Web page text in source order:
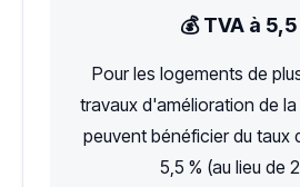
💰 TVA à 5,5
Pour les logements de
travaux d'amélioration de
peuvent bénéficier du taux
5,5 % (au lieu de